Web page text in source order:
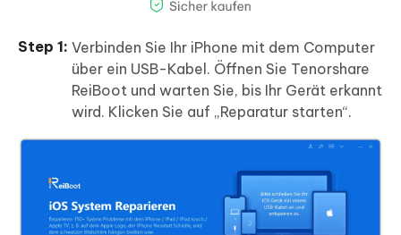
Verbinden Sie Ihr iPhone mit dem Computer
über ein USB-Kabel. Öffnen Sie Tenorshare
ReiBoot und warten Sie, bis Ihr Gerät erkannt
wird. Klicken Sie auf „Reparatur starten“.